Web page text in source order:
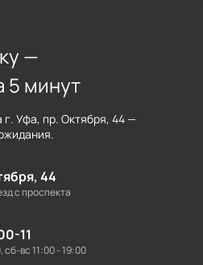
—
5 минут
Уфа, пр. Октября, 44 —
44
с проспекта
11
вс 11:00 - 19:00